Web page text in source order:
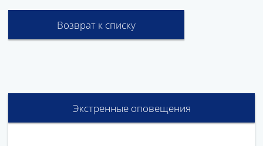
Возврат к списку
Экстренные оповещения